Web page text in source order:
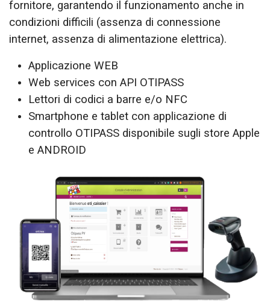
fornitore, garantendo il funzionamento anche in
condizioni difficili (assenza di connessione
internet, assenza di alimentazione elettrica).
Applicazione WEB
Web services con API OTIPASS
Lettori di codici a barre e/o NFC
Smartphone e tablet con applicazione di
controllo OTIPASS disponibile sugli store Apple
e ANDROID